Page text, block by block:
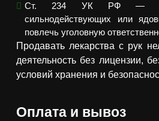
Ст. 234 УК РФ —
сильнодействующих или
повлечь уголовную
Продавать лекарства с рук
деятельность без лицензии,
условий хранения и
Оплата и вывоз